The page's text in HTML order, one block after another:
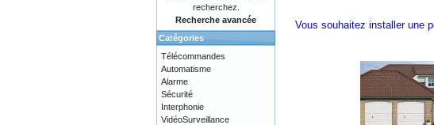
Vous souhaitez installer une
recherchez.
Recherche avancée
Catégories
Télécommandes
Automatisme
Alarme
Sécurité
Interphonie
VidéoSurveillance